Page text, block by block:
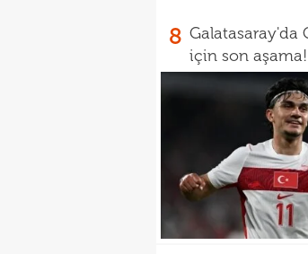
8 Galatasaray'da
için son aşama!